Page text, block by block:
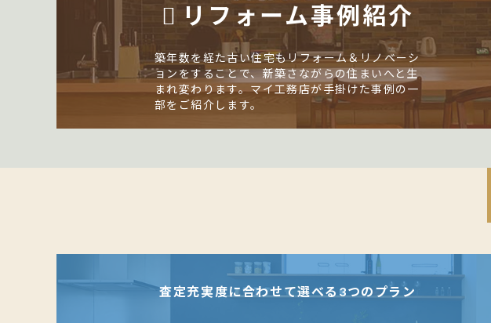
リフォーム事例紹介
築年数を経た古い住宅もリフォーム＆リノベーシ
ョンをすることで、新築さながらの住まいへと生
まれ変わります。マイ工務店が手掛けた事例の一
部をご紹介します。
査定充実度に合わせて選べる3つのプラン